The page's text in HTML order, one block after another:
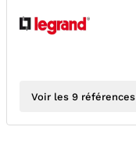
Voir les 9 références